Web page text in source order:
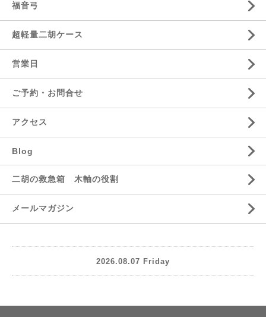
福音弓
超軽量二胡ケース
営業日
ご予約・お問合せ
アクセス
Blog
二胡の救急箱 木軸の役割
メールマガジン
2026.08.07 Friday